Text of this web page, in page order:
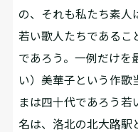
の、それも私たち素人
若い歌人たちであるこ
であろう。一例だけを
い）美華子という作歌
まは四十代であろう
名は、洛北の北大路駅